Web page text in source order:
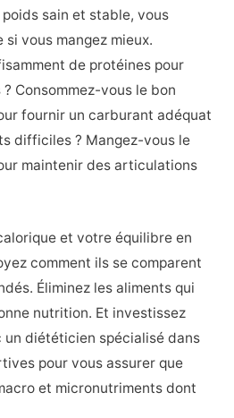
sain et stable, vous
vous mangez mieux.
de protéines pour
Consommez-vous le bon
fournir un carburant adéquat
difficiles ? Mangez-vous le
maintenir des articulations
et votre équilibre en
comment ils se comparent
Éliminez les aliments qui
nutrition. Et investissez
un diététicien spécialisé dans
pour vous assurer que
et micronutriments dont